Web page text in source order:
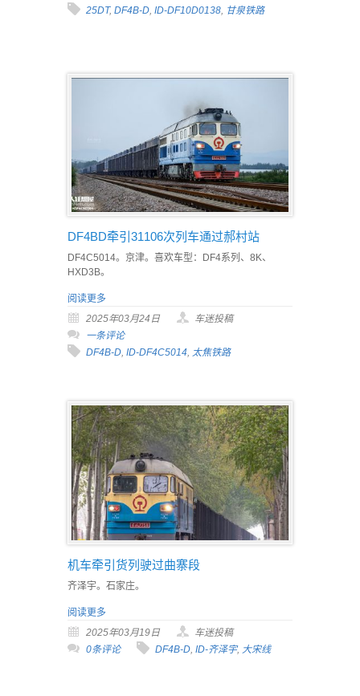
25DT, DF4B-D ID-DF10D0138 甘泉铁路
DF4BD牵引31106次列车通过郝村站
DF4C5014。京津。喜欢车型：DF4系列、8K、
HXD3B。
阅读更多
2025年03月24日
车迷投稿
一条评论
DF4B-D, ID-DF4C5014, 太焦铁路
机车牵引货列驶过曲寨段
齐泽宇。石家庄。
阅读更多
2025年03月19日
车迷投稿
0条评论
DF4B-D ID-齐泽宇, 大宋线